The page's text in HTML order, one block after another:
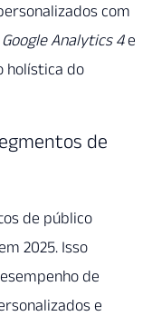
com
Google Analytics 4e
holística do
de
de público
2025. Isso
de
e